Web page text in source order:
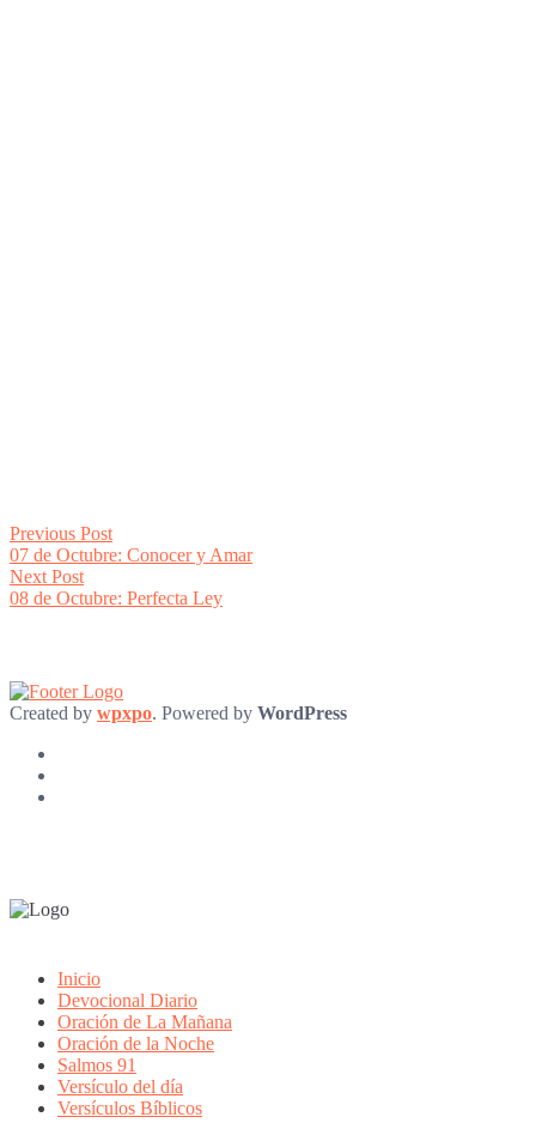
Post
navigation
Previous PostPrevious
post:
07 de Octubre: Conocer y Amar
Next PostNext
post:
08 de Octubre: Perfecta Ley
Created by wpxpo. Powered by WordPress
Inicio
Devocional Diario
Oración de La Mañana
Oración de la Noche
Salmos 91
Versículo del día
Versículos Bíblicos